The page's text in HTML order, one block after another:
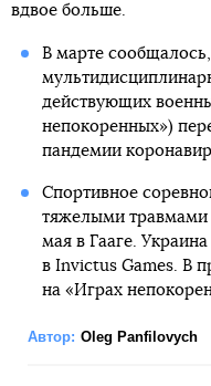
вдвое больше.
В марте
действующих
непокоренных»)
пандемии
Спортивное
тяжелыми травмами
мая в Гааге.
в Invictus Games. В
на «Играх
Автор: Oleg Panfilovych